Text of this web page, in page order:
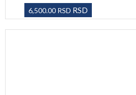
6,500.00 RSD RSD